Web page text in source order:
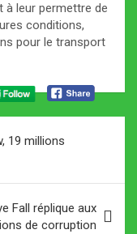
à leur permettre de
conditions,
pour le transport
19 millions
Fall réplique aux
de corruption